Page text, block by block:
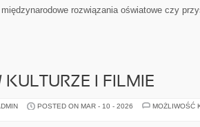
międzynarodowe rozwiązania oświatowe czy
KULTURZE I FILMIE
POSTED ON MAR - 10 - 2026
MOŻLIWOŚĆ